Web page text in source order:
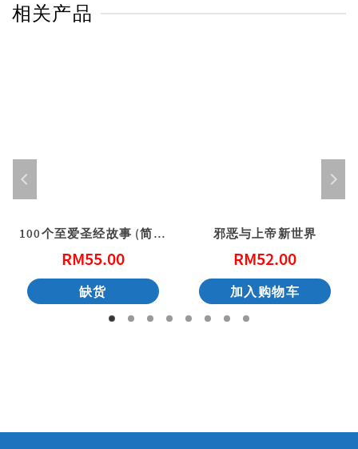
相关产品
100个至爱圣经故事 (简体)
RM55.00
缺货
邪恶与上帝新世界
RM52.00
加入购物车